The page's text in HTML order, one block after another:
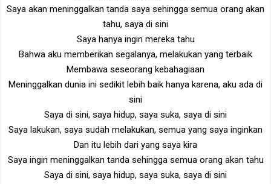
Saya akan meninggalkan tanda saya sehingga semua orang akan
tahu, saya di sini
Saya hanya ingin mereka tahu
Bahwa aku memberikan segalanya, melakukan yang terbaik
Membawa seseorang kebahagiaan
Meninggalkan dunia ini sedikit lebih baik hanya karena, aku ada di
sini
Saya di sini, saya hidup, saya suka, saya di sini
Saya lakukan, saya sudah melakukan, semua yang saya inginkan
Dan itu lebih dari yang saya kira
Saya ingin meninggalkan tanda sehingga semua orang akan tahu
Saya di sini, saya hidup, saya suka, saya di sini